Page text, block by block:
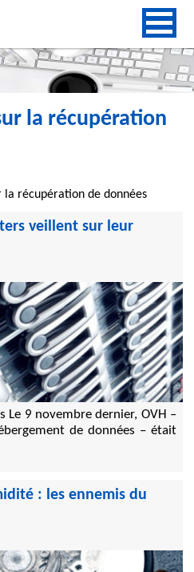
la récupération
récupération de données
veillent sur leur
Le 9 novembre dernier, OVH –
de données – était
: les ennemis du